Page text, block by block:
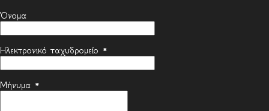
Όνομα
Ηλεκτρονικό ταχυδρομείο *
Μήνυμα *